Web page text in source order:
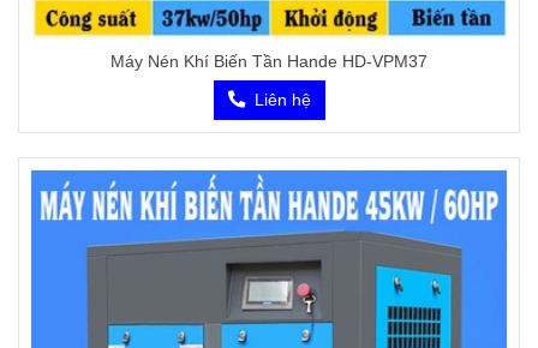
Máy Nén Khí Biến Tần Hande HD-VPM37
Liên hệ